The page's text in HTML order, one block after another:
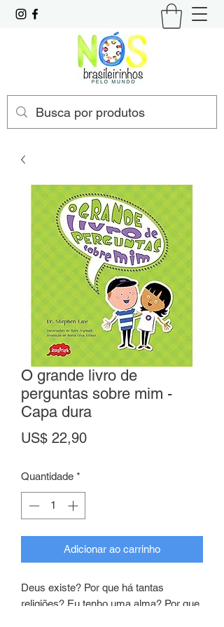
O grande livro de
perguntas sobre mim -
Capa dura
US$ 22,90Preço
Quantidade *
Adicionar ao carrinho
Deus existe? Por que há tantas
religiões? Eu tenho uma alma? Por que